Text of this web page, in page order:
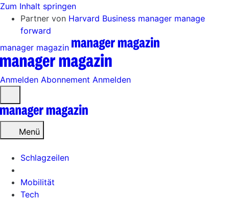
Zum Inhalt springen
Partner von Harvard Business manager manage
forward
manager magazin
Anmelden Abonnement Anmelden
öffnen
Menü
Schlagzeilen
Mobilität
Tech